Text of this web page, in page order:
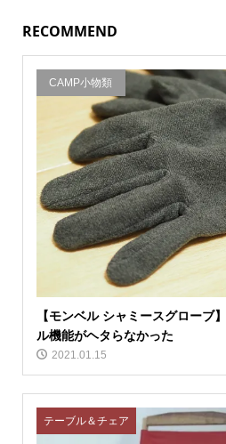
RECOMMEND
CAMP小物類
【モンベル シャミースグローブ
ル機能がヘタらなかった
2021.01.15
テーブル＆チェア